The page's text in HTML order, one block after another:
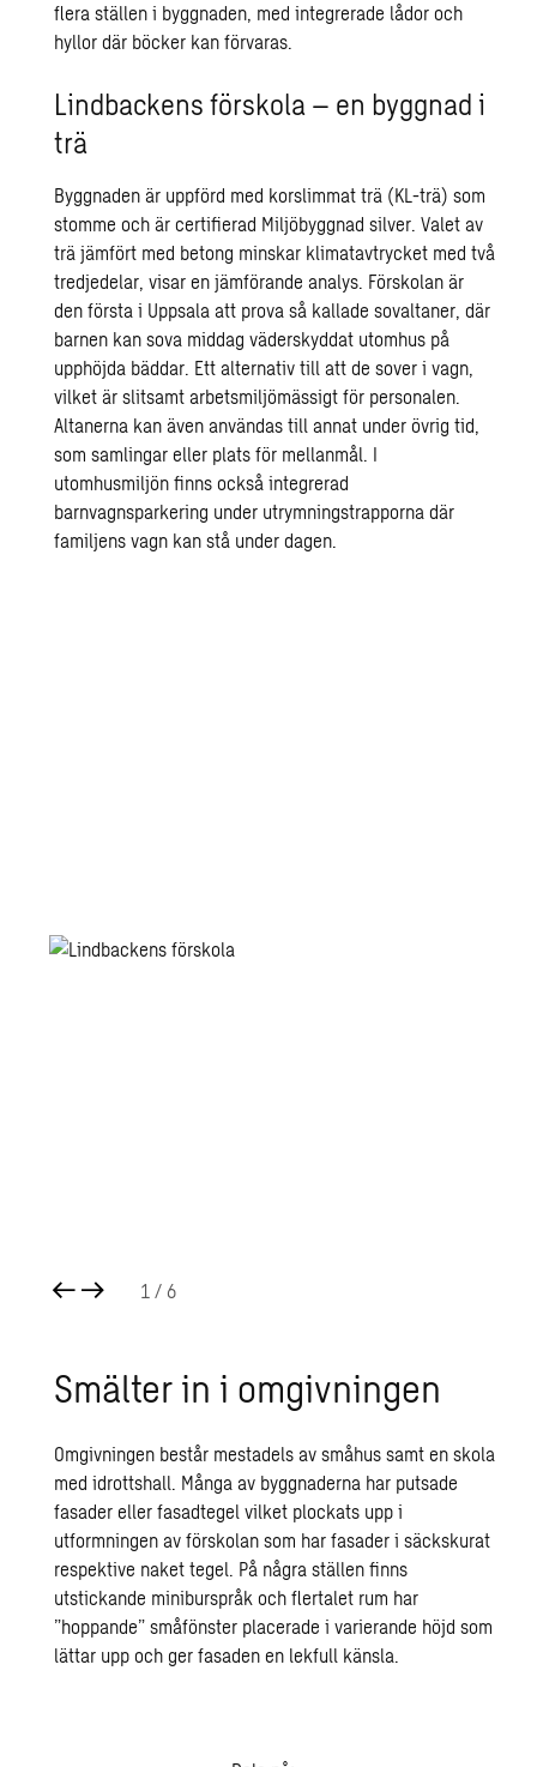
flera ställen i byggnaden, med integrerade lådor och
hyllor där böcker kan förvaras.
Lindbackens förskola – en byggnad i
trä
Byggnaden är uppförd med korslimmat trä (KL-trä) som
stomme och är certifierad Miljöbyggnad silver. Valet av
trä jämfört med betong minskar klimatavtrycket med två
tredjedelar, visar en jämförande analys. Förskolan är
den första i Uppsala att prova så kallade sovaltaner, där
barnen kan sova middag väderskyddat utomhus på
upphöjda bäddar. Ett alternativ till att de sover i vagn,
vilket är slitsamt arbetsmiljömässigt för personalen.
Altanerna kan även användas till annat under övrig tid,
som samlingar eller plats för mellanmål. I
utomhusmiljön finns också integrerad
barnvagnsparkering under utrymningstrapporna där
familjens vagn kan stå under dagen.
1 / 6
Smäl­ter in i om­giv­ning­en
Omgivningen består mestadels av småhus samt en skola
med idrottshall. Många av byggnaderna har putsade
fasader eller fasadtegel vilket plockats upp i
utformningen av förskolan som har fasader i säckskurat
respektive naket tegel. På några ställen finns
utstickande miniburspråk och flertalet rum har
”hoppande” småfönster placerade i varierande höjd som
lättar upp och ger fasaden en lekfull känsla.